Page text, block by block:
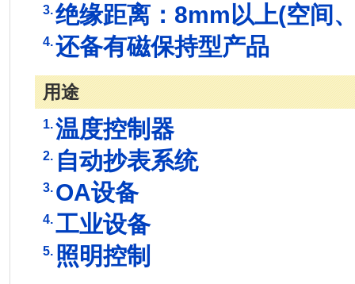
3.绝缘距离：8mm以上(空间
4.还备有磁保持型产品
用途
1.温度控制器
2. 自动抄表系统
3. OA设备
4.工业设备
5. 照明控制